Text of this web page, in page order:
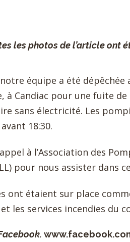
les photos de l’article ont
notre équipe a été
à Candiac pour une fuite
sans électricité. Les
18:30.
à l’Association des
pour nous assister dans
ont étaient sur place
les services incendies du